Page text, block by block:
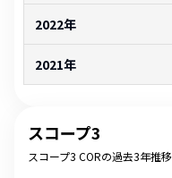
2022年
2021年
スコープ3
スコープ3 CORの過去3年推移